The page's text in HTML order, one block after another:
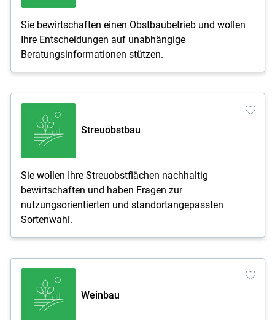
Sie bewirtschaften einen Obstbaubetrieb und wollen
Ihre Entscheidungen auf unabhängige
Beratungsinformationen stützen.
Streuobstbau
Sie wollen Ihre Streuobstflächen nachhaltig
bewirtschaften und haben Fragen zur
nutzungsorientierten und standortangepassten
Sortenwahl.
Weinbau